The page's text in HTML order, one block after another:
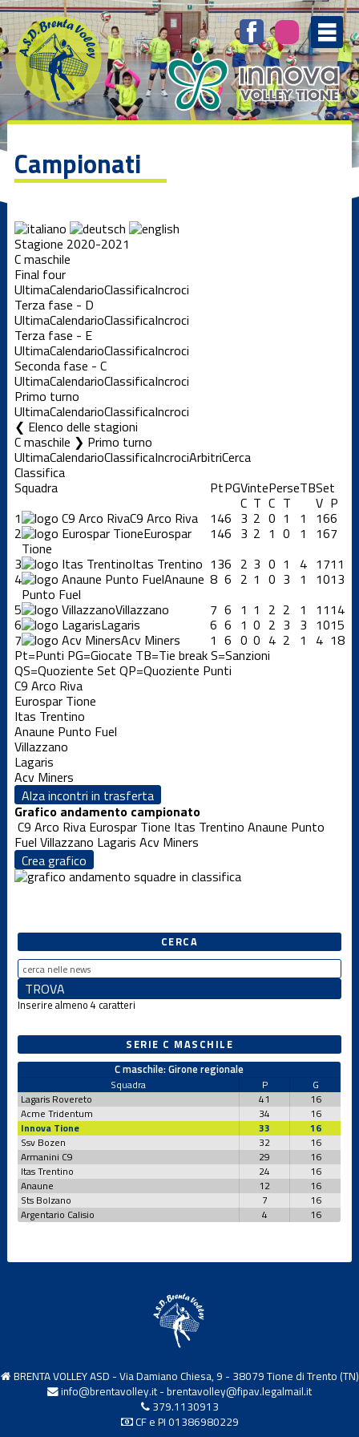
Campionati
Stagione 2020-2021
C maschile
Final four
UltimaCalendarioClassificaIncroci
Terza fase - D
UltimaCalendarioClassificaIncroci
Terza fase - E
UltimaCalendarioClassificaIncroci
Seconda fase - C
UltimaCalendarioClassificaIncroci
Primo turno
UltimaCalendarioClassificaIncroci
Elenco delle stagioni
C maschile ❯ Primo turno
UltimaCalendarioClassificaIncrociArbitriCerca
Classifica
Squadra PtPGVintePerseTBSet
C T C T V P
1 C9 Arco Riva 146 3 2 0 1 1 166
2 Eurospar
Tione
146 3 2 1 0 1 167
3
Itas Trentino 136 2 3 0 1 4 1711
4 Anaune
Punto Fuel
8 6 2 1 0 3 1 1013
5
Villazzano 7 6 1 1 2 2 1 1114
6 Lagaris 6 6 1 0 2 3 3 1015
7 Acv Miners 1 6 0 0 4 2 1 4 18
Pt=Punti PG=Giocate TB=Tie breakS=Sanzioni
QS=Quoziente Set QP=Quoziente Punti
C9 Arco Riva
Eurospar Tione
Itas Trentino
Anaune Punto Fuel
Villazzano
Lagaris
Acv Miners
Alza incontri in trasferta
Grafico andamento campionato
C9 Arco RivaEurospar Tione Itas Trentino Anaune Punto
Fuel Villazzano Lagaris Acv Miners
Crea grafico
CERCA
Inserire almeno 4 caratteri
SERIE C MASCHILE
C maschile: Girone regionale
Squadra P
G
Lagaris Rovereto
41
16
Acme Tridentum
34
16
Innova Tione
33
16
Ssv Bozen
32
16
Armanini C9
29
16
Itas Trentino
24
16
Anaune
12
16
Sts Bolzano
7
16
Argentario Calisio
4 16
BRENTA VOLLEY ASD - Via Damiano Chiesa, 9 - 38079 Tione di Trento (TN)
info@brentavolley.it- brentavolley@fipav.legalmail.it
379.1130913
CF e PI 01386980229